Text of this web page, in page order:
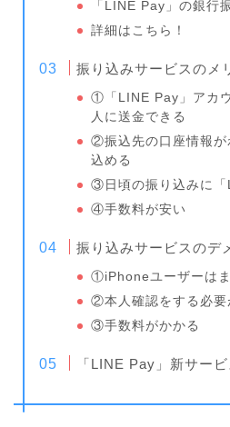
「LINE Pay」の銀行
詳細はこちら！
振り込みサービスのメ
①「LINE Pay」アカ
人に送金できる
②振込先の口座情報が
込める
③日頃の振り込みに「
④手数料が安い
振り込みサービスのデ
①iPhoneユーザーは
②本人確認をする必要
③手数料がかかる
「LINE Pay」新サー